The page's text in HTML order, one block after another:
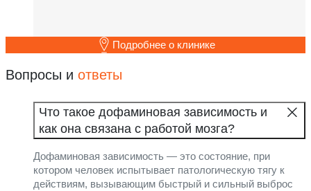
Подробнее о клинике
Вопросы и ответы
Что такое дофаминовая зависимость и
как она связана с работой мозга?
Дофаминовая зависимость — это состояние, при
котором человек испытывает патологическую тягу к
действиям, вызывающим быстрый и сильный выброс